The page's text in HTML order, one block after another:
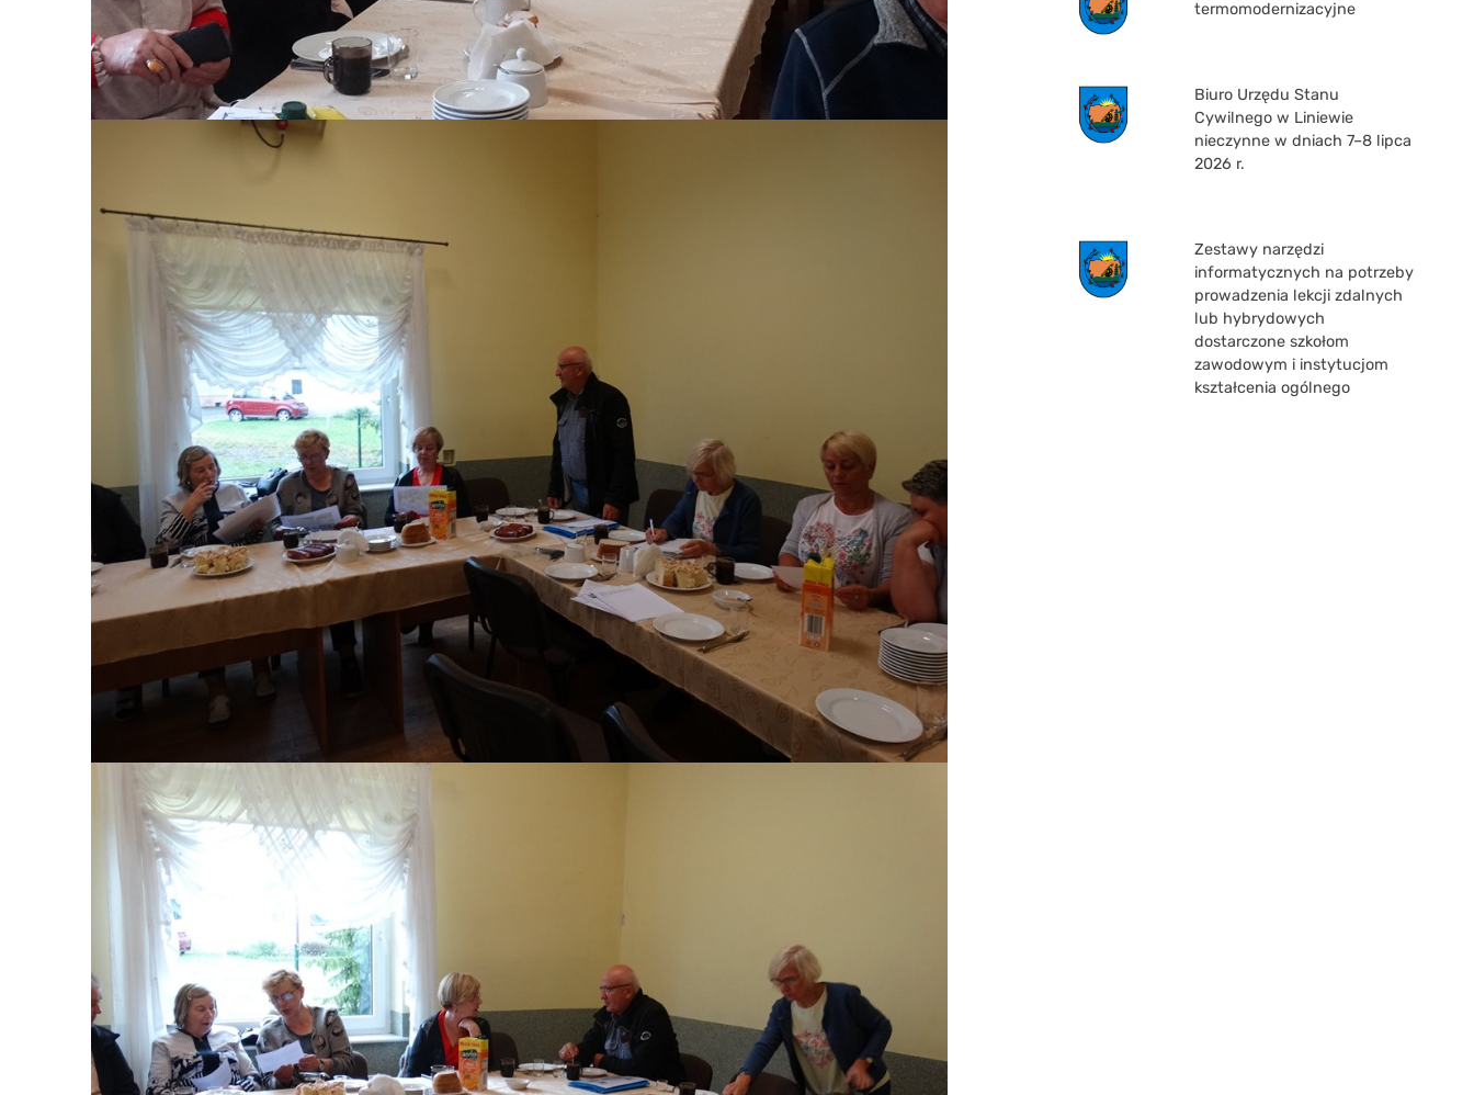
termomodernizacyjne
Biuro Urzędu Stanu
Cywilnego w Liniewie
nieczynne w dniach 7–8 lipca
2026 r.
Zestawy narzędzi
informatycznych na potrzeby
prowadzenia lekcji zdalnych
lub hybrydowych
dostarczone szkołom
zawodowym i instytucjom
kształcenia ogólnego